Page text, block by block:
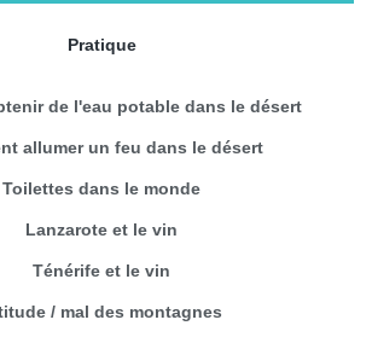
Pratique
de l'eau potable dans le désert
allumer un feu dans le désert
Toilettes dans le monde
Lanzarote et le vin
Ténérife et le vin
/ mal des montagnes